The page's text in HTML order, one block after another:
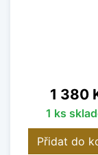
Cena
1 380
1 ks
Přidat do